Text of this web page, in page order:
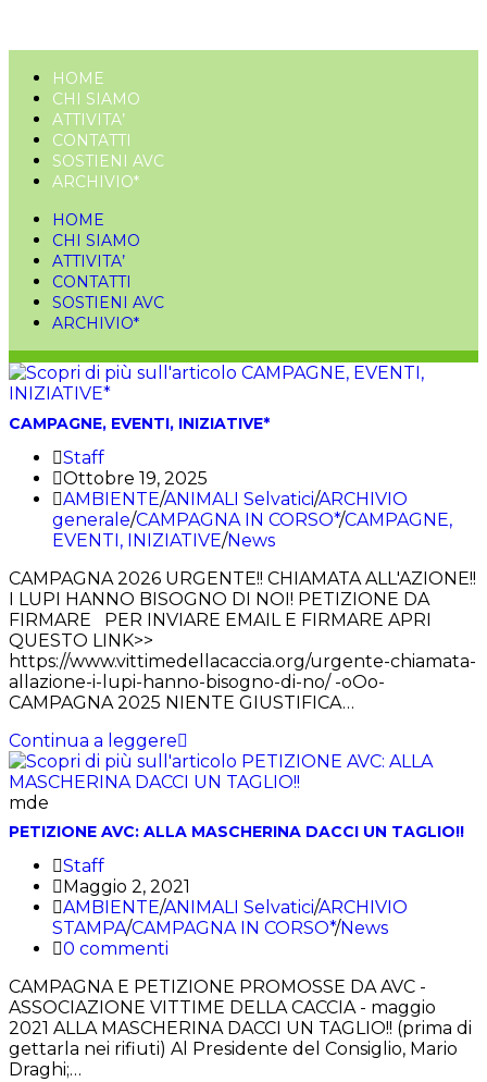
HOME
CHI SIAMO
ATTIVITA’
CONTATTI
SOSTIENI AVC
ARCHIVIO*
HOME
CHI SIAMO
ATTIVITA’
CONTATTI
SOSTIENI AVC
ARCHIVIO*
CAMPAGNE, EVENTI, INIZIATIVE*
Staff
Ottobre 19, 2025
AMBIENTE/ANIMALI Selvatici/ARCHIVIO
generale/CAMPAGNA IN CORSO*/CAMPAGNE,
EVENTI, INIZIATIVE/News
CAMPAGNA 2026 URGENTE!! CHIAMATA ALL'AZIONE!!
I LUPI HANNO BISOGNO DI NOI! PETIZIONE DA
FIRMARE PER INVIARE EMAIL E FIRMARE APRI
QUESTO LINK>>
https://www.vittimedellacaccia.org/urgente-chiamata-
allazione-i-lupi-hanno-bisogno-di-no/ -oOo-
CAMPAGNA 2025 NIENTE GIUSTIFICA…
Continua a leggere
mde
PETIZIONE AVC: ALLA MASCHERINA DACCI UN TAGLIO!!
Staff
Maggio 2, 2021
AMBIENTE/ANIMALI Selvatici/ARCHIVIO
STAMPA/CAMPAGNA IN CORSO*/News
0 commenti
CAMPAGNA E PETIZIONE PROMOSSE DA AVC -
ASSOCIAZIONE VITTIME DELLA CACCIA - maggio
2021 ALLA MASCHERINA DACCI UN TAGLIO!! (prima di
gettarla nei rifiuti) Al Presidente del Consiglio, Mario
Draghi;…